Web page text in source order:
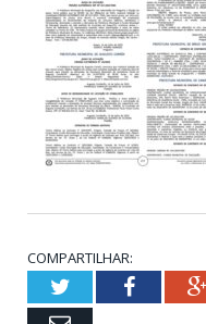
COMPARTILHAR:
Twitter